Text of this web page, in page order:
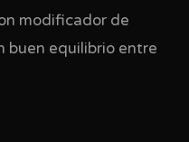
modificador de
buen equilibrio entre